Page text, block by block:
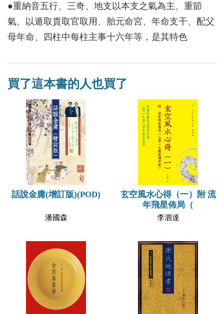
●重納音五行、三奇、地支以本支之氣為主、重節
氣、以遁取貴取官取用、胎元命宮、年命支干、配父
母年命、四柱中每柱主事十六年等，是其特色
買了這本書的人也買了
話說金庸(增訂版)(POD)
潘國森
玄空風水心得（一）附 流
年飛星佈局（
李泗達